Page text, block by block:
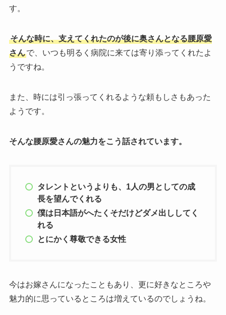
す。
そんな時に、支えてくれたのが後に奥さんとなる腰原愛
さんで、いつも明るく病院に来ては寄り添ってくれたよ
うですね。
また、時には引っ張ってくれるような頼もしさもあった
ようです。
そんな腰原愛さんの魅力をこう話されています。
タレントというよりも、1人の男としての成
長を望んでくれる
僕は日本語がへたくそだけどダメ出ししてく
れる
とにかく尊敬できる女性
今はお嫁さんになったこともあり、更に好きなところや
魅力的に思っているところは増えているのでしょうね。